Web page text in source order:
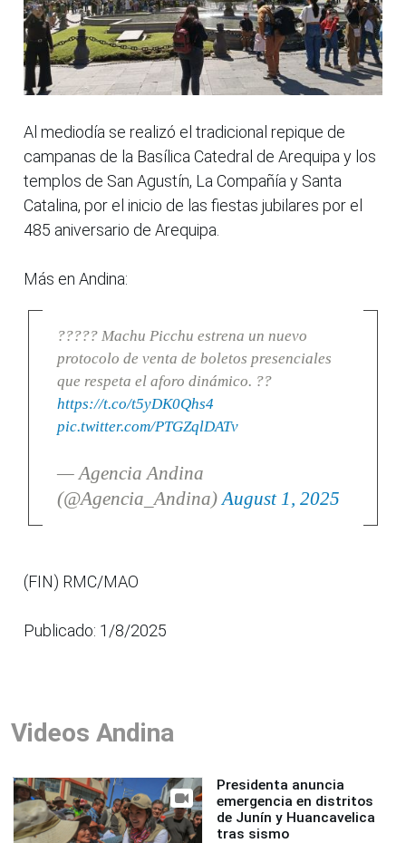
Al mediodía se realizó el tradicional repique de
campanas de la Basílica Catedral de Arequipa y los
templos de San Agustín, La Compañía y Santa
Catalina, por el inicio de las fiestas jubilares por el
485 aniversario de Arequipa.
Más en Andina:
????? Machu Picchu estrena un nuevo
protocolo de venta de boletos presenciales
que respeta el aforo dinámico. ??
https://t.co/t5yDK0Qhs4
pic.twitter.com/PTGZqlDATv
— Agencia Andina
(@Agencia_Andina)August 1, 2025
(FIN) RMC/MAO
Publicado: 1/8/2025
Videos Andina
Presidenta anuncia
emergencia en distritos
de Junín y Huancavelica
tras sismo